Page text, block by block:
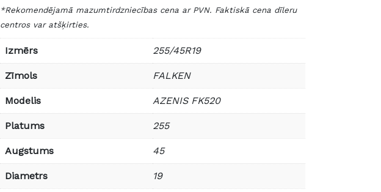
*Rekomendējamā mazumtirdzniecības cena ar PVN. Faktiskā cena dīleru
centros var atšķirties.
Izmērs 255/45R19
Zīmols FALKEN
Modelis AZENIS FK520
Platums 255
Augstums 45
Diametrs 19